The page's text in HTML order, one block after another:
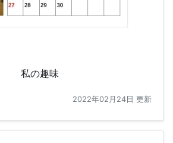
私の趣味
2022年02月24日 更新